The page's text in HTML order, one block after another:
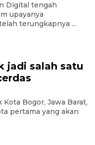
Digital tengah
upayanya
terungkapnya ...
jadi salah satu
Bogor, Jawa Barat,
pertama yang akan